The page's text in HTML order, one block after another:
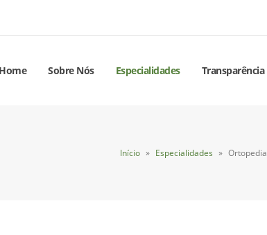
Home Sobre Nós Especialidades Transparência
Início » Especialidades » Ortopedia